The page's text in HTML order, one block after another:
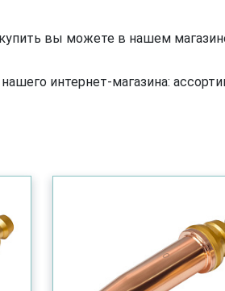
вы можете в нашем магазине
интернет-магазина: